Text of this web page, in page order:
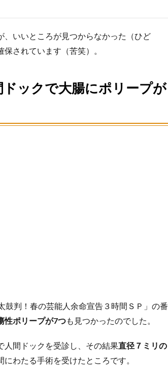
いいところが見つからなかった（ひど
されています（苦笑）。
ドックで大腸にポリープが
鼓判！春の芸能人余命宣告３時間ＳＰ」の番
性ポリープが7つも見つかったのでした。
人間ドックを受診し、その結果直径７ミリの
わたる手術を受けたところです。